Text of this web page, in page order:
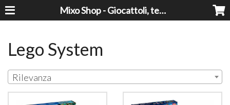
Mixo Shop - Giocattoli, tecnologia, casa e giardino a prezzi super!
Lego System
Rilevanza